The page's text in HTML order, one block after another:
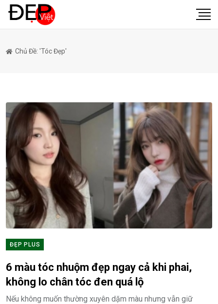
Chủ Đề: 'tóc Đẹp'
ĐẸP PLUS
6 màu tóc nhuộm đẹp ngay cả khi phai,
không lo chân tóc đen quá lộ
Nếu không muốn thường xuyên dặm màu nhưng vẫn giữ